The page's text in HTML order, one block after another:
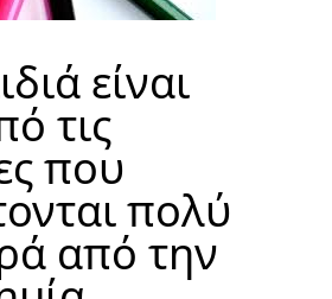
είναι
τις
που
πολύ
από την